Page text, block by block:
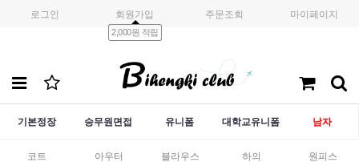
로그인 회원가입
2,000원 적립
주문조회 마이페이지
기본정장 승무원면접 유니폼 대학교유니폼 남자
코트 아우터 블라우스 하의 원피스